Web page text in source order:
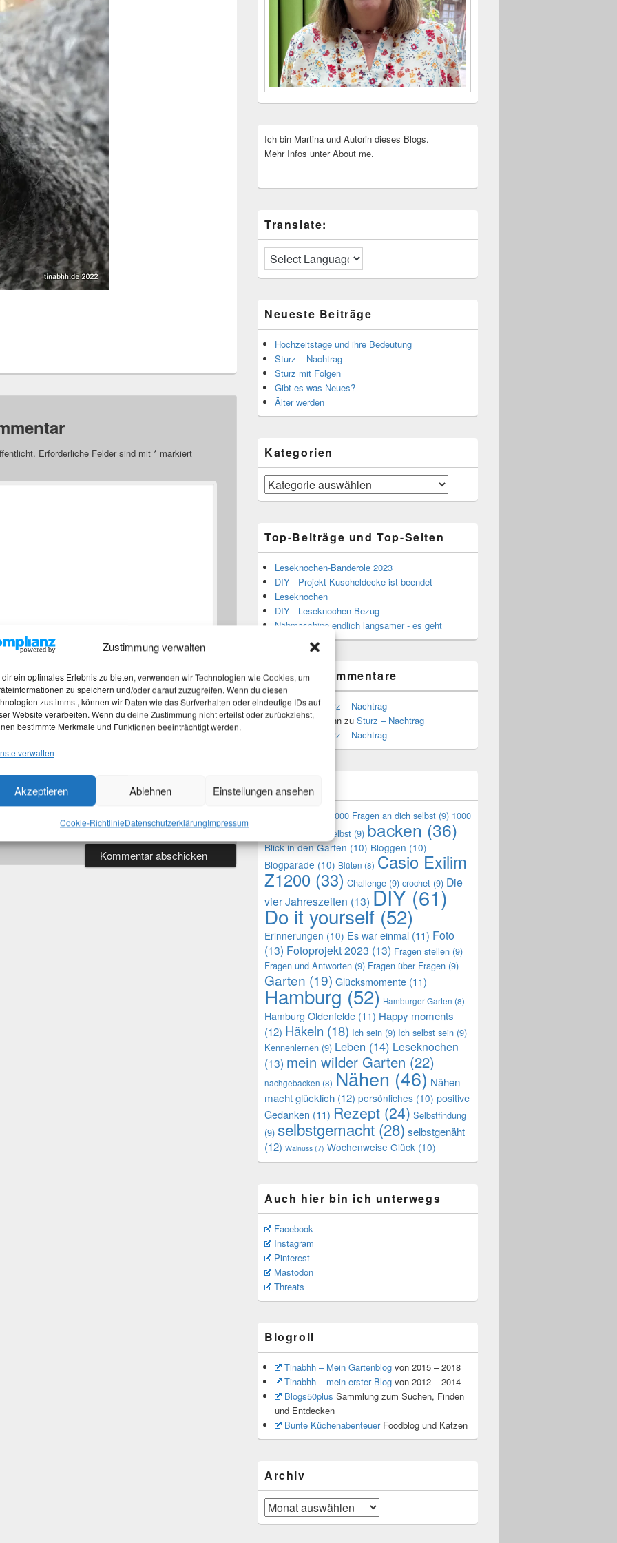
Zustimmung verwalten
dir ein optimales Erlebnis zu bieten, verwenden wir Technologien wie Cookies, um
zu speichern und/oder darauf zuzugreifen. Wenn du diesen
zustimmst, können wir Daten wie das Surfverhalten oder eindeutige IDs auf
Website verarbeiten. Wenn du deine Zustimmung nicht erteilst oder zurückziehst,
bestimmte Merkmale und Funktionen beeinträchtigt werden.
verwalten
Akzeptieren Ablehnen Einstellungen ansehen
Cookie-RichtlinieDatenschutzerklärungImpressum
Erforderliche Felder sind mit * markiert
*
*
diesem Browser für meinen nächsten Kommentar
Ich bin Martina und Autorin dieses Blogs.
Mehr Infos unter About me.
Translate:
Neueste Beiträge
Hochzeitstage und ihre Bedeutung
Sturz – Nachtrag
Sturz mit Folgen
Gibt es was Neues?
Älter werden
Kategorien
Kategorien
Top-Beiträge und Top-Seiten
Leseknochen-Banderole 2023
DIY - Projekt Kuscheldecke ist beendet
Leseknochen
DIY - Leseknochen-Bezug
Nähmaschine endlich langsamer - es geht
Neueste Kommentare
MartinazuSturz – Nachtrag
Stefan Hoffmann zu Sturz – Nachtrag
Sturz – Nachtrag
Themen
1000 Fragen an dich selbst (9) 1000
Fragen an mich selbst (9) backen (36)
Blick in den Garten (10) Bloggen (10)
Blogparade (10) Blüten (8) Casio Exilim
Z1200 (33) Challenge (9) crochet (9) Die
vier Jahreszeiten (13) DIY(61)
Do it yourself (52)
Erinnerungen (10) Es war einmal (11) Foto
(13) Fotoprojekt 2023 (13) Fragen stellen (9)
Fragen und Antworten (9) Fragen über Fragen (9)
Garten (19) Glücksmomente (11)
Hamburg (52) Hamburger Garten (8)
Hamburg Oldenfelde (11) Happy moments
(12) Häkeln (18) Ich sein (9) Ich selbst sein (9)
Kennenlernen (9) Leben (14) Leseknochen
(13) mein wilder Garten (22)
nachgebacken (8) Nähen (46) Nähen
macht glücklich (12) persönliches (10) positive
Gedanken (11) Rezept (24) Selbstfindung
(9) selbstgemacht (28) selbstgenäht
(12) Walnuss (7) Wochenweise Glück (10)
Auch hier bin ich unterwegs
Facebook
Instagram
Pinterest
Mastodon
Threats
Blogroll
Tinabhh – Mein Gartenblogvon 2015 – 2018
Tinabhh – mein erster Blogvon 2012 – 2014
Blogs50plus Sammlung zum Suchen, Finden
und Entdecken
Bunte KüchenabenteuerFoodblog und Katzen
Archiv
Archiv